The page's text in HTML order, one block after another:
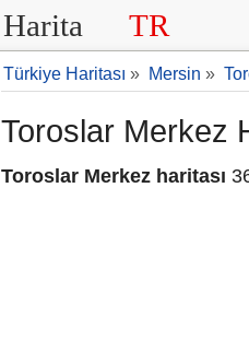
Harita TR
Türkiye Haritası » Mersin »
Toroslar Merkez
Toroslar Merkez haritası